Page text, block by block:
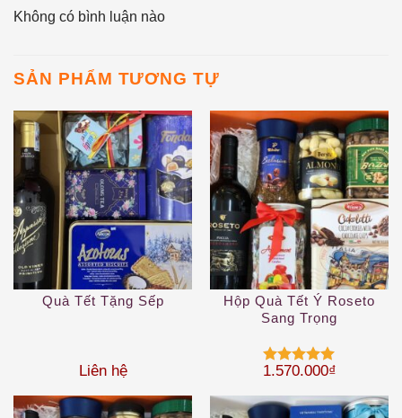
Không có bình luận nào
SẢN PHẨM TƯƠNG TỰ
Quà Tết Tặng Sếp
Liên hệ
Hộp Quà Tết Ý Roseto
Sang Trọng
Được xếp
sao
1.570.000₫